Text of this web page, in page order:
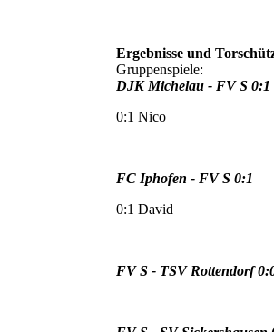
Ergebnisse und
Gruppenspiele:
DJK Michelau - FV S 0:1
0:1 Nico
FC Iphofen - FV S 0:1
0:1 David
FV S - TSV Rottendorf